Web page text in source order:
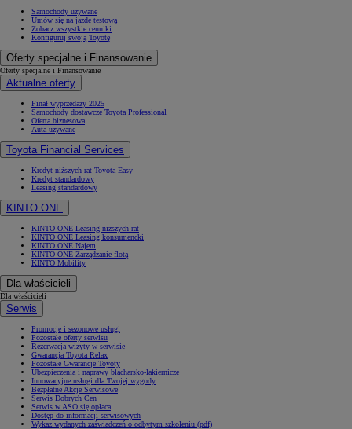
Samochody używane
Umów się na jazdę testową
Zobacz wszystkie cenniki
Konfiguruj swoją Toyotę
Oferty specjalne i Finansowanie
Oferty specjalne i Finansowanie
Aktualne oferty
Finał wyprzedaży 2025
Samochody dostawcze Toyota Professional
Oferta biznesowa
Auta używane
Toyota Financial Services
Kredyt niższych rat Toyota Easy
Kredyt standardowy
Leasing standardowy
KINTO ONE
KINTO ONE Leasing niższych rat
KINTO ONE Leasing konsumencki
KINTO ONE Najem
KINTO ONE Zarządzanie flotą
KINTO Mobility
Dla właścicieli
Dla właścicieli
Serwis
Promocje i sezonowe usługi
Pozostałe oferty serwisu
Rezerwacja wizyty w serwisie
Gwarancja Toyota Relax
Pozostałe Gwarancje Toyoty
Ubezpieczenia i naprawy blacharsko-lakiernicze
Innowacyjne usługi dla Twojej wygody
Bezpłatne Akcje Serwisowe
Serwis Dobrych Cen
Serwis w ASO się opłaca
Dostęp do informacji serwisowych
Wykaz wydanych zaświadczeń o odbytym szkoleniu (pdf)